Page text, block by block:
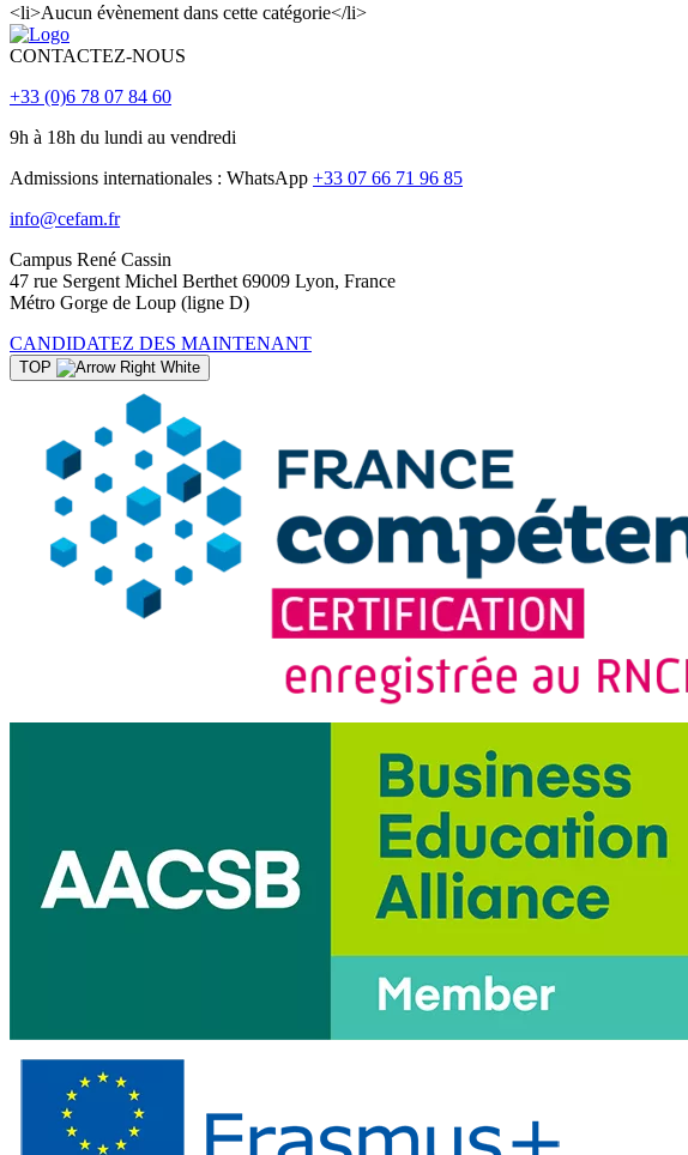
<li>Aucun évènement dans cette catégorie</li>
CONTACTEZ-NOUS
+33 (0)6 78 07 84 60
9h à 18h du lundi au vendredi
Admissions internationales : WhatsApp +33 07 66 71 96 85
info@cefam.fr
Campus René Cassin
47 rue Sergent Michel Berthet 69009 Lyon, France
Métro Gorge de Loup (ligne D)
CANDIDATEZ DES MAINTENANT
TOP